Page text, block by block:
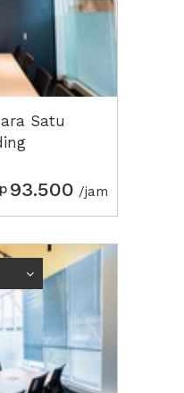
Satu
93.500 /jam